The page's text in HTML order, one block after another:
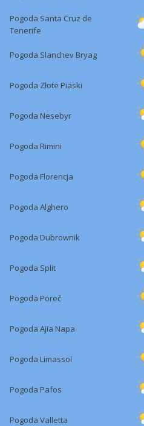
Pogoda Santa Cruz de
Tenerife
Pogoda Slanchev Bryag
Pogoda Złote Piaski
Pogoda Nesebyr
Pogoda Rimini
Pogoda Florencja
Pogoda Alghero
Pogoda Dubrownik
Pogoda Split
Pogoda Poreč
Pogoda Ajia Napa
Pogoda Limassol
Pogoda Pafos
Pogoda Valletta